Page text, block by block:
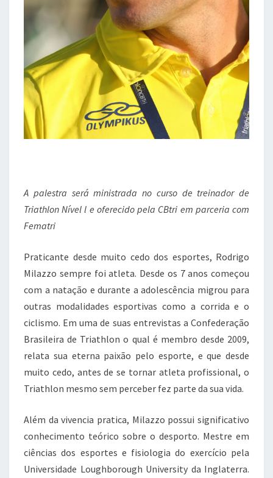
A palestra será ministrada no curso de treinador de
Triathlon Nível l e oferecido pela CBtri em parceria com
Fematri
Praticante desde muito cedo dos esportes, Rodrigo
Milazzo sempre foi atleta. Desde os 7 anos começou
com a natação e durante a adolescência migrou para
outras modalidades esportivas como a corrida e o
ciclismo. Em uma de suas entrevistas a Confederação
Brasileira de Triathlon o qual é membro desde 2009,
relata sua eterna paixão pelo esporte, e que desde
muito cedo, antes de se tornar atleta profissional, o
Triathlon mesmo sem perceber fez parte da sua vida.
Além da vivencia pratica, Milazzo possui significativo
conhecimento teórico sobre o desporto. Mestre em
ciências dos esportes e fisiologia do exercício pela
Universidade Loughborough University da Inglaterra.